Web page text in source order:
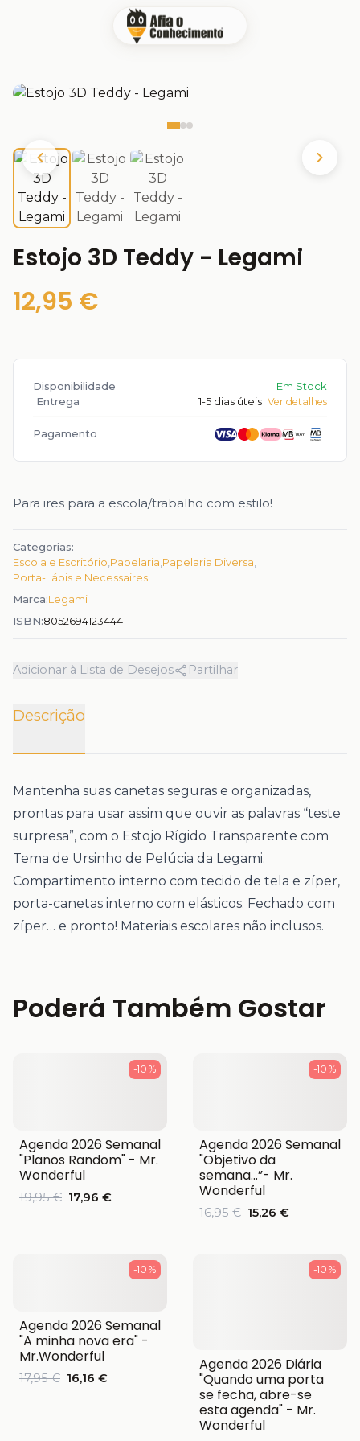
Descrição
Mantenha suas canetas seguras e organizadas,
prontas para usar assim que ouvir as palavras “teste
surpresa”, com o Estojo Rígido Transparente com
Tema de Ursinho de Pelúcia da Legami.
Compartimento interno com tecido de tela e zíper,
porta-canetas interno com elásticos. Fechado com
zíper… e pronto! Materiais escolares não inclusos.
Estojo 3D Teddy - Legami
12,95 €
Disponibilidade
Em Stock
Entrega
1-5 dias úteis Ver detalhes
Pagamento
Para ires para a escola/trabalho com estilo!
Categorias:
Escola e Escritório Papelaria Papelaria Diversa
Porta-Lápis e Necessaires
Marca:Legami
ISBN:8052694123444
Adicionar à Lista de Desejos Partilhar
Poderá Também Gostar
-10 %
Agenda 2026 Semanal
"Planos Random" - Mr.
Wonderful
19,95 € 17,96 €
-10 %
Agenda 2026 Semanal
"Objetivo da
semana…”- Mr.
Wonderful
16,95 € 15,26 €
-10 %
Agenda 2026 Semanal
"A minha nova era" -
Mr.Wonderful
17,95 € 16,16 €
-10 %
Agenda 2026 Diária
"Quando uma porta
se fecha, abre-se
esta agenda" - Mr.
Wonderful